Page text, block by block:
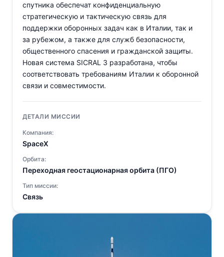
спутника обеспечат конфиденциальную
стратегическую и тактическую связь для
поддержки оборонных задач как в Италии, так и
за рубежом, а также для служб безопасности,
общественного спасения и гражданской защиты.
Новая система SICRAL 3 разработана, чтобы
соответствовать требованиям Италии к оборонной
связи и совместимости.
ДЕТАЛИ МИССИИ
Компания:
SpaceX
Орбита:
Переходная геостационарная орбита (ПГО)
Тип миссии:
Связь